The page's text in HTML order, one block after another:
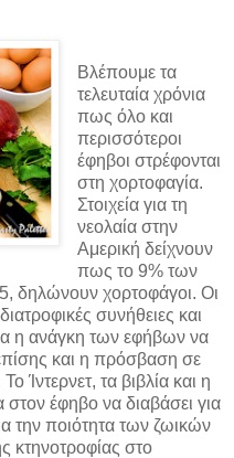
Βλέπουμε τα
τελευταία χρόνια
πως όλο και
περισσότεροι
έφηβοι στρέφονται
στη χορτοφαγία.
Στοιχεία για τη
νεολαία στην
Αμερική δείχνουν
πως το 9% των
δηλώνουν χορτοφάγοι. Οι
συνήθειες και
η ανάγκη των εφήβων να
και η πρόσβαση σε
Ίντερνετ, τα βιβλία και η
έφηβο να διαβάσει για
την ποιότητα των ζωικών
κτηνοτροφίας στο